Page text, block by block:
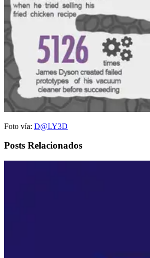
Foto vía: D@LY3D
Posts Relacionados